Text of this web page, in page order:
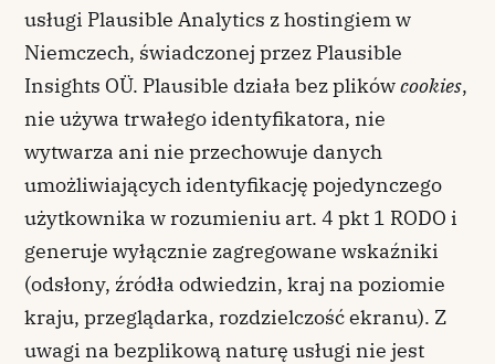
usługi Plausible Analytics z hostingiem w
Niemczech, świadczonej przez Plausible
Insights OÜ. Plausible działa bez plikówcookies,
nie używa trwałego identyfikatora, nie
wytwarza ani nie przechowuje danych
umożliwiających identyfikację pojedynczego
użytkownika w rozumieniu art. 4 pkt 1 RODO i
generuje wyłącznie zagregowane wskaźniki
(odsłony, źródła odwiedzin, kraj na poziomie
kraju, przeglądarka, rozdzielczość ekranu). Z
uwagi na bezplikową naturę usługi nie jest